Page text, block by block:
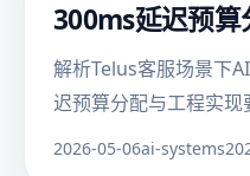
300ms延迟预
解析Telus客服场景下
迟预算分配与工程实现
2026-05-06ai-systems